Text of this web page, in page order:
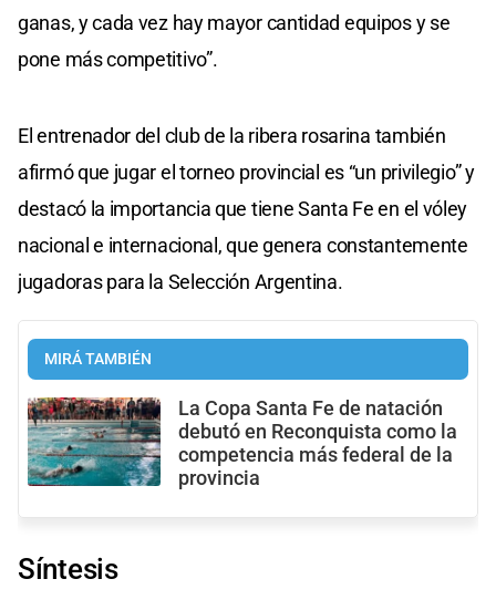
ganas, y cada vez hay mayor cantidad equipos y se
pone más competitivo”.
El entrenador del club de la ribera rosarina también
afirmó que jugar el torneo provincial es “un privilegio” y
destacó la importancia que tiene Santa Fe en el vóley
nacional e internacional, que genera constantemente
jugadoras para la Selección Argentina.
MIRÁ TAMBIÉN
La Copa Santa Fe de natación
debutó en Reconquista como la
competencia más federal de la
provincia
Síntesis